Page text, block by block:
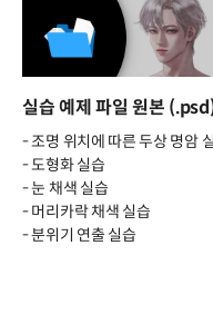
실습 예제 파일 원본
- 조명 위치에 따른 두상 명암
- 도형화 실습
- 눈 채색 실습
- 머리카락 채색 실습
- 분위기 연출 실습